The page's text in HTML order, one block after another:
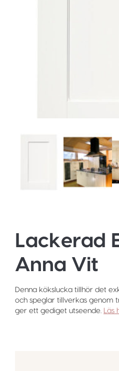
Lackerad
Anna Vit
Denna kökslucka tillhör det
och speglar tillverkas genom
ger ett gediget utseende. Läs